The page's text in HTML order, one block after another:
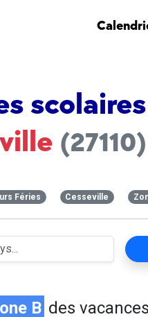
scolaires
(27110)
Féries Cesseville
B des